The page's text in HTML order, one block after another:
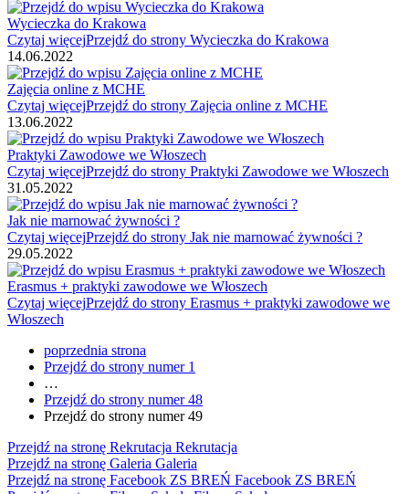
Wycieczka do Krakowa
Czytaj więcejPrzejdź do strony Wycieczka do Krakowa
14.06.2022
Zajęcia online z MCHE
Czytaj więcejPrzejdź do strony Zajęcia online z MCHE
13.06.2022
Praktyki Zawodowe we Włoszech
Czytaj więcejPrzejdź do strony Praktyki Zawodowe we Włoszech
31.05.2022
Jak nie marnować żywności ?
Czytaj więcejPrzejdź do strony Jak nie marnować żywności ?
29.05.2022
Erasmus + praktyki zawodowe we Włoszech
Czytaj więcejPrzejdź do strony Erasmus + praktyki zawodowe we
Włoszech
poprzednia strona
Przejdź do strony numer 1
…
Przejdź do strony numer48
Przejdź do strony numer49
Przejdź na stronę Rekrutacja Rekrutacja
Przejdź na stronę Galeria Galeria
Przejdź na stronę Facebook ZS BREŃ Facebook ZS BREŃ